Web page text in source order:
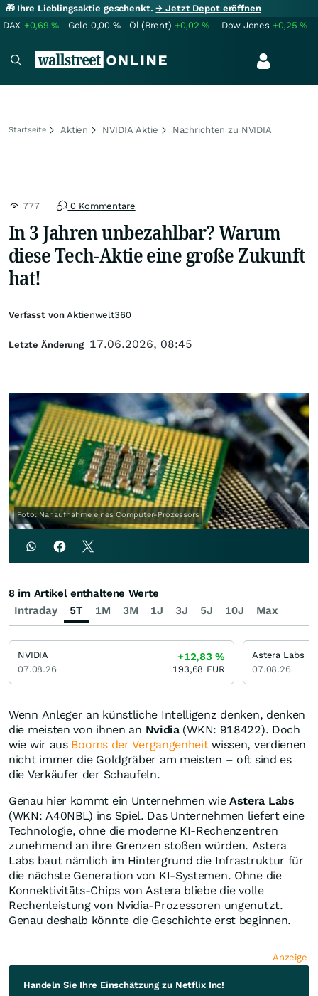
🎁 Ihre Lieblingsaktie geschenkt.→ Jetzt Depot eröffnen
DAX +0,69% Gold 0,00 % Öl (Brent) +0,02% Dow Jones +0,25%
Startseite Aktien NVIDIA Aktie Nachrichten zu NVIDIA
777 0 Kommentare
In 3 Jahren unbezahlbar? Warum
diese Tech-Aktie eine große Zukunft
hat!
Foto: Nahaufnahme eines Computer-Prozessors
Wenn Anleger an künstliche Intelligenz denken, denken
die meisten von ihnen an Nvidia (WKN: 918422). Doch
wie wir aus Booms der Vergangenheitwissen, verdienen
nicht immer die Goldgräber am meisten – oft sind es
die Verkäufer der Schaufeln.
Genau hier kommt ein Unternehmen wie Astera Labs
(WKN: A40NBL) ins Spiel. Das Unternehmen liefert eine
Technologie, ohne die moderne KI-Rechenzentren
zunehmend an ihre Grenzen stoßen würden. Astera
Labs baut nämlich im Hintergrund die Infrastruktur für
die nächste Generation von KI-Systemen. Ohne die
Konnektivitäts-Chips von Astera bliebe die volle
Rechenleistung von Nvidia-Prozessoren ungenutzt.
Genau deshalb könnte die Geschichte erst beginnen.
Anzeige
Handeln Sie Ihre Einschätzung zu Netflix Inc!
Verfasst vonAktienwelt360
Letzte Änderung 17.06.2026, 08:45
Intraday 5T 1M 3M 1J 3J 5J 10J Max
8 im Artikel enthaltene Werte
NVIDIA
07.08.26
+12,83%
193,68 EUR
Astera Labs
07.08.26